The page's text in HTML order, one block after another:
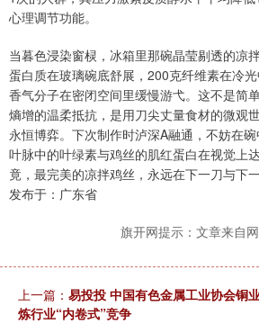
心理调节功能。
当暮色浸染窗棂，冰箱里那碗晶莹剔透的凉
蛋白质在玻璃碗底舒展，200克纤维素在冷
香气分子在密闭空间里缓慢游弋。这不是简
熵增的温柔抵抗，是用刀尖丈量食材的微观
永恒博弈。下次制作时泸深A融通，不妨在
叶脉中的叶绿素与鸡丝的肌红蛋白在视觉
竟，最完美的凉拌鸡丝，永远在下一刀与下
发布于：广东省
旗开网提示：文章来自
上一篇： 易投投 中国有色金属工业协会铜
炼行业“内卷式”竞争